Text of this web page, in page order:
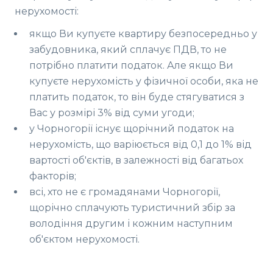
нерухомості:
якщо Ви купуєте квартиру безпосередньо у
забудовника, який сплачує ПДВ, то не
потрібно платити податок. Але якщо Ви
купуєте нерухомість у фізичної особи, яка не
платить податок, то він буде стягуватися з
Вас у розмірі 3% від суми угоди;
у Чорногорії існує щорічний податок на
нерухомість, що варіюється від 0,1 до 1% від
вартості об'єктів, в залежності від багатьох
факторів;
всі, хто не є громадянами Чорногорії,
щорічно сплачують туристичний збір за
володіння другим і кожним наступним
об'єктом нерухомості.